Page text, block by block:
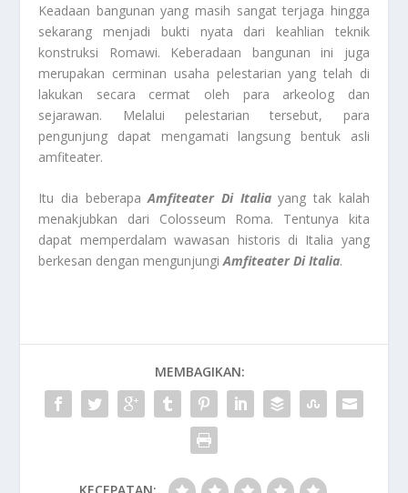
Keadaan bangunan yang masih sangat terjaga hingga
sekarang menjadi bukti nyata dari keahlian teknik
konstruksi Romawi. Keberadaan bangunan ini juga
merupakan cerminan usaha pelestarian yang telah di
lakukan secara cermat oleh para arkeolog dan
sejarawan. Melalui pelestarian tersebut, para
pengunjung dapat mengamati langsung bentuk asli
amfiteater.
Itu dia beberapa Amfiteater Di Italia yang tak kalah
menakjubkan dari Colosseum Roma. Tentunya kita
dapat memperdalam wawasan historis di Italia yang
berkesan dengan mengunjungiAmfiteater Di Italia.
MEMBAGIKAN: